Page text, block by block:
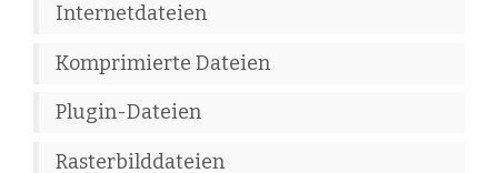
Internetdateien
Komprimierte Dateien
Plugin-Dateien
Rasterbilddateien